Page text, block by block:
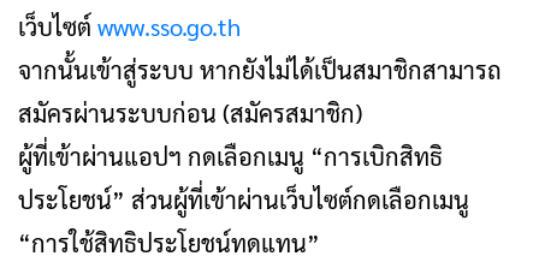
เว็บไซต์ www.sso.go.th
จากนั้นเข้าสู่ระบบ หากยังไม่ได้เป็นสมาชิกสามารถ
สมัครผ่านระบบก่อน (สมัครสมาชิก)
ผู้ที่เข้าผ่านแอปฯ กดเลือกเมนู “การเบิกสิทธิ
ประโยชน์” ส่วนผู้ที่เข้าผ่านเว็บไซต์กดเลือกเมนู
“การใช้สิทธิประโยชน์ทดแทน”